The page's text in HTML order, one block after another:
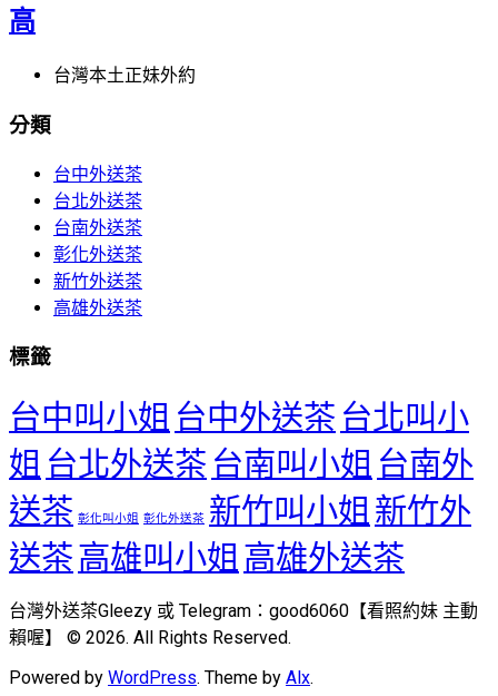
高
台灣本土正妹外約
分類
台中外送茶
台北外送茶
台南外送茶
彰化外送茶
新竹外送茶
高雄外送茶
標籤
台中叫小姐 台中外送茶 台北叫小
姐 台北外送茶 台南叫小姐 台南外
送茶 彰化叫小姐 彰化外送茶 新竹叫小姐 新竹外
送茶高雄叫小姐 高雄外送茶
台灣外送茶Gleezy 或 Telegram：good6060【看照約妹 主動
賴喔】 © 2026. All Rights Reserved.
Powered by WordPress. Theme by Alx.